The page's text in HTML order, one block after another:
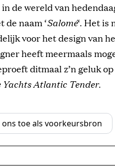
de wereld van
de naam ‘Salomé‘. Het is
voor het design van
heeft meermaals
ditmaal z’n geluk
Yachts Atlantic Tender.
ons toe als voorkeursbron